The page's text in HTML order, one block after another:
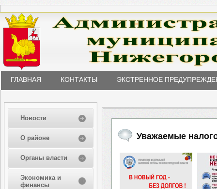
ГЛАВНАЯ КОНТАКТЫ ЭКСТРЕННОЕ
Новости
О районе
Органы власти
Экономика и
финансы
Уважаемые